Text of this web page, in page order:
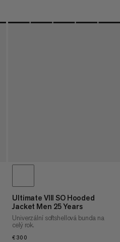
Ultimate VIII SO Hooded
Jacket Men 25 Years
Univerzální softshellová bunda na
celý rok.
€300